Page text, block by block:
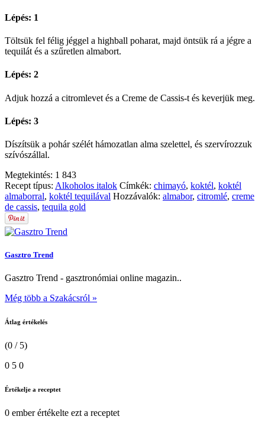
Lépés: 1
Töltsük fel félig jéggel a highball poharat, majd öntsük rá a jégre a
tequilát és a szűretlen almabort.
Lépés: 2
Adjuk hozzá a citromlevet és a Creme de Cassis-t és keverjük meg.
Lépés: 3
Díszítsük a pohár szélét hámozatlan alma szelettel, és szervírozzuk
szívószállal.
Megtekintés: 1 843
Recept típus: Alkoholos italok Címkék: chimayó, koktél, koktél
almaborral, koktél tequilával Hozzávalók: almabor, citromlé, creme
de cassis, tequila gold
Gasztro Trend
Gasztro Trend - gasztronómiai online magazin..
Még több a Szakácsról »
Átlag értékelés
(0 / 5)
0 5 0
Értékelje a receptet
0 emberértékelte ezt a receptet